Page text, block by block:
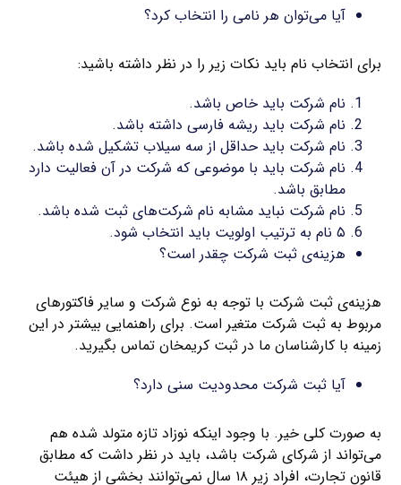
آیا می‌توان هر نامی را انتخاب کرد؟
برای انتخاب نام باید نکات زیر را در نظر داشته باشید:
نام شرکت باید خاص باشد.
نام شرکت باید ریشه فارسی داشته باشد.
نام شرکت باید حداقل از سه سیلاب تشکیل شده باشد.
نام شرکت باید با موضوعی که شرکت در آن فعالیت دارد
مطابق باشد.
نام شرکت نباید مشابه نام شرکت‌های ثبت شده باشد.
۵ نام به ترتیب اولویت باید انتخاب شود.
هزینه‌ی ثبت شرکت چقدر است؟
هزینه‌ی ثبت شرکت با توجه به نوع شرکت و سایر فاکتورهای
مربوط به ثبت شرکت متغیر است. برای راهنمایی بیشتر در این
زمینه با کارشناسان ما در ثبت کریمخان تماس بگیرید.
آیا ثبت شرکت محدودیت سنی دارد؟
به صورت کلی خیر. با وجود اینکه نوزاد تازه متولد شده هم
می‌تواند از شرکای شرکت باشد، باید در نظر داشت که مطابق
قانون تجارت، افراد زیر ۱۸ سال نمی‌توانند بخشی از هیئت